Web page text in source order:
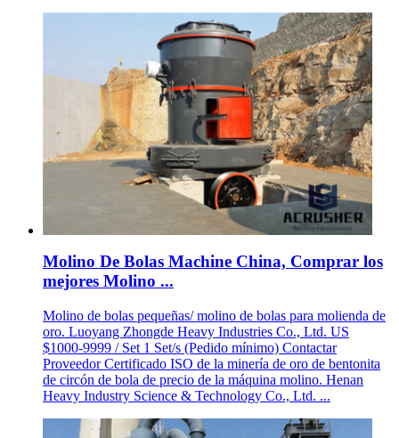
Molino De Bolas Machine China, Comprar los
mejores Molino ...
Molino de bolas pequeñas/ molino de bolas para molienda de
oro. Luoyang Zhongde Heavy Industries Co., Ltd. US
$1000-9999 / Set 1 Set/s (Pedido mínimo) Contactar
Proveedor Certificado ISO de la minería de oro de bentonita
de circón de bola de precio de la máquina molino. Henan
Heavy Industry Science & Technology Co., Ltd. ...